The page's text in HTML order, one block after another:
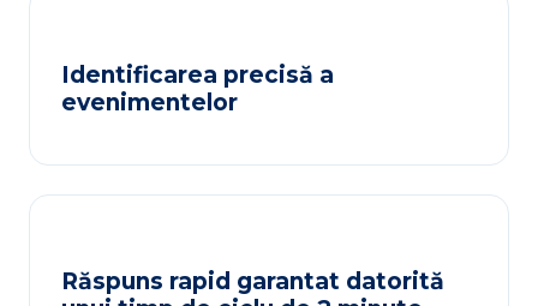
Identificarea precisă a
evenimentelor
Răspuns rapid garantat datorită